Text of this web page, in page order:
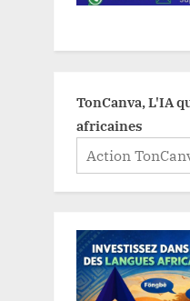
TonCanva, L'IA
africaines